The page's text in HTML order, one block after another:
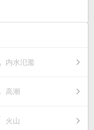
内水氾濫
高潮
火山